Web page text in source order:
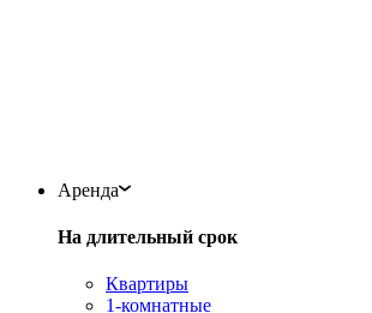
Аренда
На длительный срок
Квартиры
1-комнатные